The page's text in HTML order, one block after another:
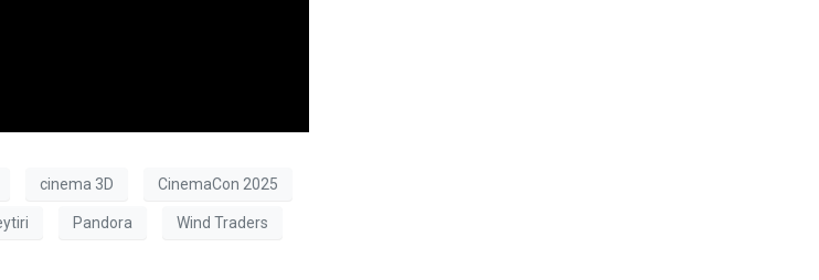
cinema 3D CinemaCon 2025
Pandora Wind Traders